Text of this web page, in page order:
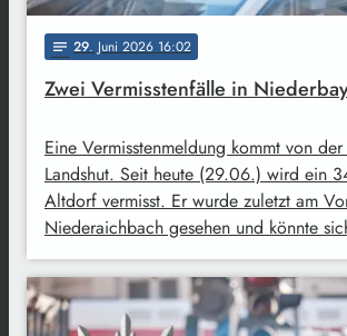
notes 29. Juni 2026 16:02
Zwei Vermisstenfälle in
Eine Vermisstenmeldung kommt von
Landshut. Seit heute (29.06.) wird ein
Altdorf vermisst. Er wurde zuletzt am
Niederaichbach gesehen und könnte